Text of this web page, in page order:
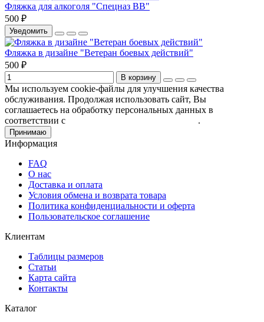
Фляжка для алкоголя "Спецназ ВВ"
500 ₽
Уведомить
Фляжка в дизайне "Ветеран боевых действий"
500 ₽
В корзину
Мы используем cookie-файлы для улучшения качества
обслуживания. Продолжая использовать сайт, Вы
соглашаетесь на обработку персональных данных в
соответствии с
.
Принимаю
Информация
FAQ
О нас
Доставка и оплата
Условия обмена и возврата товара
Политика конфиденциальности и оферта
Пользовательское соглашение
Клиентам
Таблицы размеров
Статьи
Карта сайта
Контакты
Каталог